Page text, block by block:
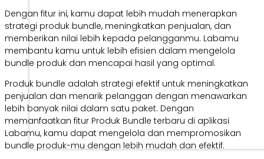
Dengan fitur ini, kamu dapat lebih mudah menerapkan
strategi produk bundle, meningkatkan penjualan, dan
memberikan nilai lebih kepada pelangganmu. Labamu
membantu kamu untuk lebih efisien dalam mengelola
bundle produk dan mencapai hasil yang optimal.
Produk bundle adalah strategi efektif untuk meningkatkan
penjualan dan menarik pelanggan dengan menawarkan
lebih banyak nilai dalam satu paket. Dengan
memanfaatkan fitur Produk Bundle terbaru di aplikasi
Labamu, kamu dapat mengelola dan mempromosikan
bundle produk-mu dengan lebih mudah dan efektif.